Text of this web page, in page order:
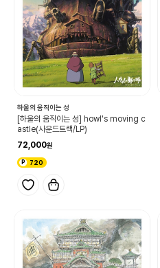
하울의 움직이는 성
[하울의 움직이는 성] howl's moving c
astle(사운드트랙/LP)
72,000
720